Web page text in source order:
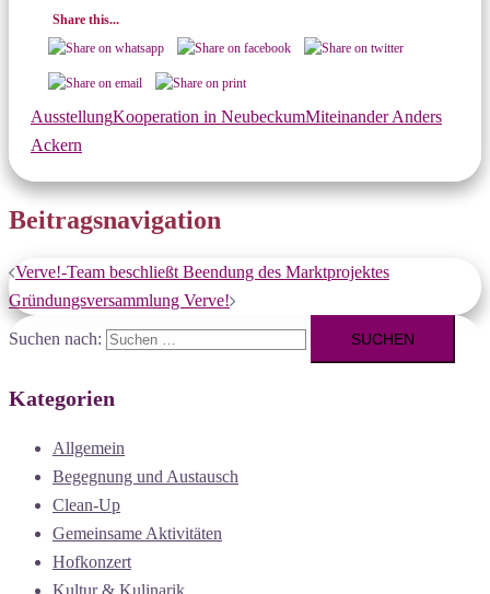
Share this...
AusstellungKooperation in NeubeckumMiteinander Anders
Ackern
Beitragsnavigation
Verve!-Team beschließt Beendung des Marktprojektes
Gründungsversammlung Verve!
Suchen nach:
Kategorien
Allgemein
Begegnung und Austausch
Clean-Up
Gemeinsame Aktivitäten
Hofkonzert
Kultur & Kulinarik